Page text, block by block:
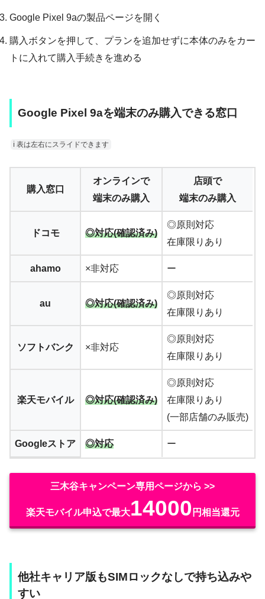
Google Pixel 9aの製品ページを開く
購入ボタンを押して、プランを追加せずに本体のみをカー
トに入れて購入手続きを進める
Google Pixel 9aを端末のみ購入できる窓口
ℹ︎ 表は左右にスライドできます
購入窓口
オンラインで
端末のみ購入
店頭で
端末のみ購入
ドコモ ◎対応(確認済み)
◎原則対応
在庫限りあり
ahamo ×非対応 ー
au ◎対応(確認済み)
◎原則対応
在庫限りあり
ソフトバンク ×非対応
◎原則対応
在庫限りあり
楽天モバイル ◎対応(確認済み)
◎原則対応
在庫限りあり
(一部店舗のみ販売)
Googleストア ◎対応 ー
三木谷キャンペーン専用ページから >>
楽天モバイル申込で最大14000 円相当還元
他社キャリア版もSIMロックなしで持ち込みや
すい